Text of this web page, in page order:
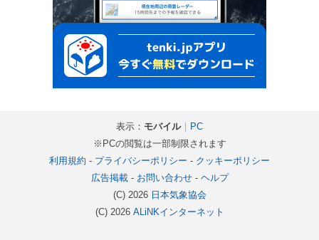
表示： モバイル｜ PC
※PCの閲覧は一部制限されます
利用規約 - プライバシーポリシー - クッキーポリシー
広告掲載- お問い合わせ- ヘルプ
(C) 2026 日本気象協会
(C) 2026 ALiNKインターネット